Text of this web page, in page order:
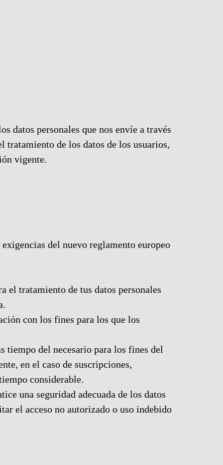
datos personales que nos envíe a través
de los datos de los usuarios,
vigente.
del nuevo reglamento europeo
el tratamiento de tus datos personales
con los fines para los que los
tiempo del necesario para los fines del
en el caso de suscripciones,
considerable.
una seguridad adecuada de los datos
el acceso no autorizado o uso indebido